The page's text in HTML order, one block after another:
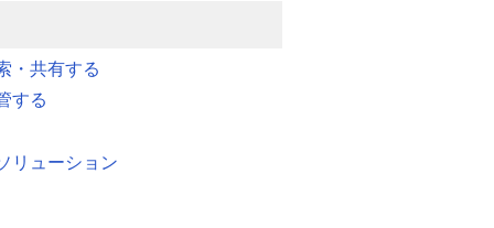
・共有する
する
リューション